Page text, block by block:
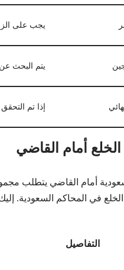
يجب على
يتم البحث
إذا تم
الخلع أمام القاضي
أمام القاضي يتطلب
الخلع في المحاكم السعودية.
التفاصيل